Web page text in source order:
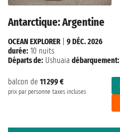
Antarctique: Argentine
balcon de 11 299 €
prix par personne taxes incluses
OCEAN EXPLORER| 9 DÉC. 2026
durée: 10 nuits
Départs de: Ushuaia débarquement: